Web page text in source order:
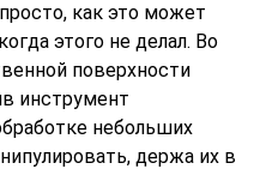
как это может
этого не делал. Во
поверхности
инструмент
небольших
держа их в